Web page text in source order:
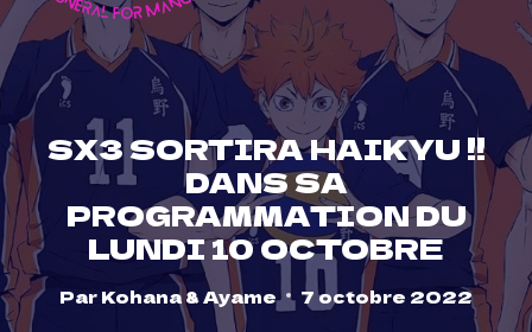
SX3 SORTIRA HAIKYU !!
DANS SA
PROGRAMMATION DU
LUNDI 10 OCTOBRE
ParKohana & Ayame 7 octobre 2022